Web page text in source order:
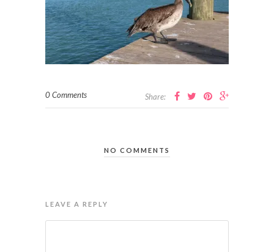
0 Comments Share:
NO COMMENTS
LEAVE A REPLY